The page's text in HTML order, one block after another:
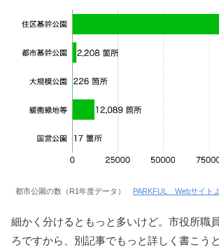
都市公園の数（R1年度データ） PARKFUL Webサイト
細かく分けるともっと多いけど。市役所職
ろですから、別記事でもっと詳しく書こう